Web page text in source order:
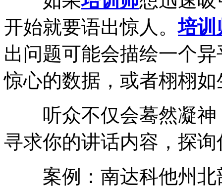
开始就要语出惊人。培训
出问题可能会描绘一个
惊心的数据，或者栩栩
听众不仅会蓦然凝神
寻求你的讲话内容，探
案例：南达科他州北